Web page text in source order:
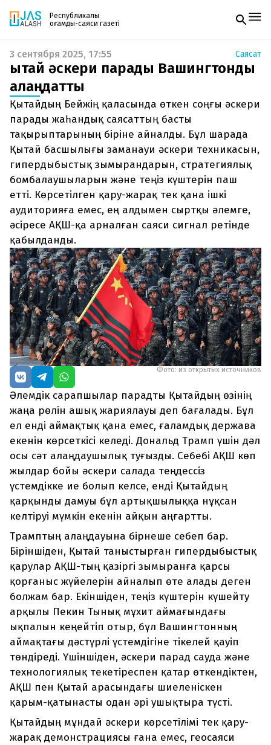
Республикалық
қоғамдық-саяси газеті
Жаңалықтар
Спорт
Live
Руханият
Аймақ
Архив
Заң және тәртіп
Редакциямен байланыс
+7 708 604 51 06
Жарнама бөлімі
+7 701 220 64 52
Пошта
zhasalash100@gmail.com
Газетке жазылу
PDF форматтағы газетті ай сайын электронды
поштаңызға алып отырыңыз. Жаңа нөмір
шыққан сәтте сізге бірден жіберіледі. Тек email
енгізіңіз, біз қалғанын өзіміз жібереміз.
3 сентября 2025, 17:55 Саясат
Қытай әскери парады Вашингтонды
алаңдатты
Қытайдың Бейжің қаласында өткен соңғы әскери
парады жаһандық саясаттың басты
тақырыптарының біріне айналды. Бұл шарада
Қытай басшылығы заманауи әскери техникасын,
гипердыбыстық зымырандарын, стратегиялық
бомбалаушыларын және теңіз күштерін паш
етті. Көрсетілген қару-жарақ тек қана ішкі
аудиторияға емес, ең алдымен сыртқы әлемге,
әсіресе АҚШ-қа арналған саяси сигнал ретінде
қабылданды.
Фото: из открытых источников
Әлемдік сарапшылар парадты Қытайдың өзінің
жаңа рөлін ашық жариялауы деп бағалады. Бұл
ел енді аймақтық қана емес, ғаламдық держава
екенін көрсеткісі келеді. Дональд Трамп үшін дәл
осы сәт алаңдаушылық туғызды. Себебі АҚШ көп
жылдар бойы әскери салада теңдессіз
үстемдікке ие болып келсе, енді Қытайдың
қарқынды дамуы бұл артықшылыққа нұқсан
келтіруі мүмкін екенін айқын аңғартты.
Трамптың алаңдауына бірнеше себеп бар.
Біріншіден, Қытай таныстырған гипердыбыстық
қарулар АҚШ-тың қазіргі зымыранға қарсы
қорғаныс жүйелерін айналып өте алады деген
болжам бар. Екіншіден, теңіз күштерін күшейту
арқылы Пекин Тынық мұхит аймағындағы
ықпалын кеңейтіп отыр, бұл Вашингтонның
аймақтағы дәстүрлі үстемдігіне тікелей қауіп
төндіреді. Үшіншіден, әскери парад сауда және
технологиялық текетіреспен қатар өткендіктен,
АҚШ пен Қытай арасындағы шиеленіскен
қарым-қатынасты одан әрі ушықтыра түсті.
Қытайдың мұндай әскери көрсетілімі тек қару-
жарақ демонстрациясы ғана емес, геосаяси